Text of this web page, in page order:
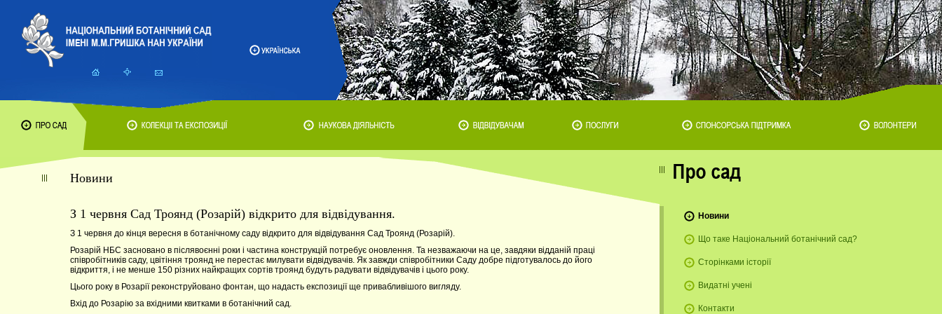
Новини
З 1 червня Сад Троянд (Розарій) відкрито для відвідування.
З 1 червня до кінця вересня в ботанічному саду відкрито для відвідування Сад Троянд (Розарій).
Розарій НБС засновано в післявоєнні роки і частина конструкцій потребує оновлення. Та незважаючи на це, завдяки відданій праці
співробітників саду, цвітіння троянд не перестає милувати відвідувачів. Як завжди співробітники Саду добре підготувалось до його
відкриття, і не менше 150 різних найкращих сортів троянд будуть радувати відвідувачів і цього року.
Цього року в Розарії реконструйовано фонтан, що надасть експозиції ще привабливішого вигляду.
Вхід до Розарію за вхідними квитками в ботанічний сад.
Новини
Що таке Національний ботанічний сад?
Сторінками історії
Видатні учені
Контакти